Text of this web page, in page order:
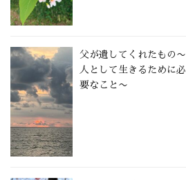
父が遺してくれたもの〜
人として生きるために必
要なこと〜